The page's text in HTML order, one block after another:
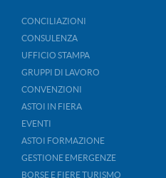
CONCILIAZIONI
CONSULENZA
UFFICIO STAMPA
GRUPPI DI LAVORO
CONVENZIONI
ASTOI IN FIERA
EVENTI
ASTOI FORMAZIONE
GESTIONE EMERGENZE
BORSE E FIERE TURISMO